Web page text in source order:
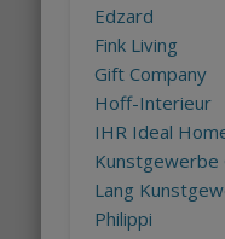
Edzard
Fink Living
Gift Company
Hoff-Interieur
IHR Ideal
Kunstgewerbe
Lang
Philippi